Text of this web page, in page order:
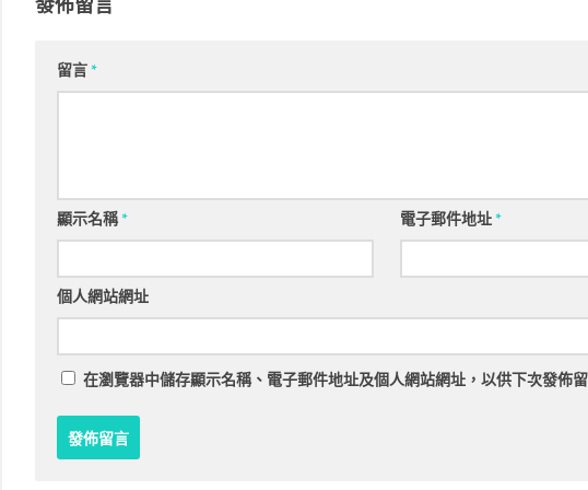
發佈留言
留言*
顯示名稱* 電子郵件地址*
個人網站網址
在瀏覽器中儲存顯示名稱、電子郵件地址及個人網站網址，以供下次發佈